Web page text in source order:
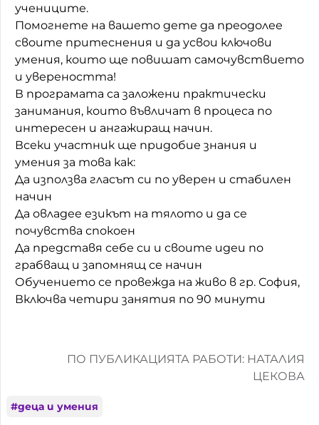
Домашен любимец
Питаме Ви
До ре ми
учениците.
Помогнете на вашето дете да преодолее
своите притеснения и да усвои ключови
умения, които ще повишат самочувствието
и увереността!
В програмата са заложени практически
занимания, които въвличат в процеса по
интересен и ангажиращ начин.
Всеки участник ще придобие знания и
умения за това как:
Да използва гласът си по уверен и стабилен
начин
Да овладее езикът на тялото и да се
почувства спокоен
Да представя себе си и своите идеи по
грабващ и запомнящ се начин
Обучението се провежда на живо в гр. София,
Включва четири занятия по 90 минути
ПО ПУБЛИКАЦИЯТА РАБОТИ: НАТАЛИЯ
ЦЕКОВА
#деца и умения